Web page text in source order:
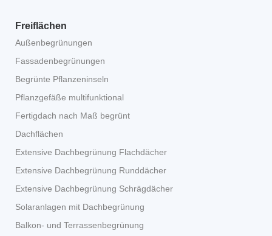
Freiflächen
Außenbegrünungen
Fassadenbegrünungen
Begrünte Pflanzeninseln
Pflanzgefäße multifunktional
Fertigdach nach Maß begrünt
Dachflächen
Extensive Dachbegrünung Flachdächer
Extensive Dachbegrünung Runddächer
Extensive Dachbegrünung Schrägdächer
Solaranlagen mit Dachbegrünung
Balkon- und Terrassenbegrünung